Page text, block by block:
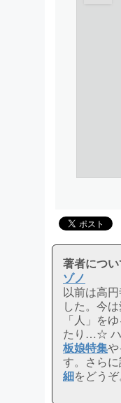
著者につい
ゾノ
以前は高
した。今
「人」を
たり…☆ ハ
板娘特集
す。さら
細をどうぞ